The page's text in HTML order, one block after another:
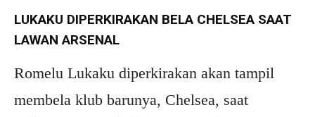
LUKAKU DIPERKIRAKAN BELA CHELSEA SAAT
LAWAN ARSENAL
Romelu Lukaku diperkirakan akan tampil
membela klub barunya, Chelsea, saat